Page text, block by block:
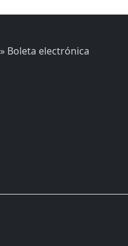
» Boleta electrónica